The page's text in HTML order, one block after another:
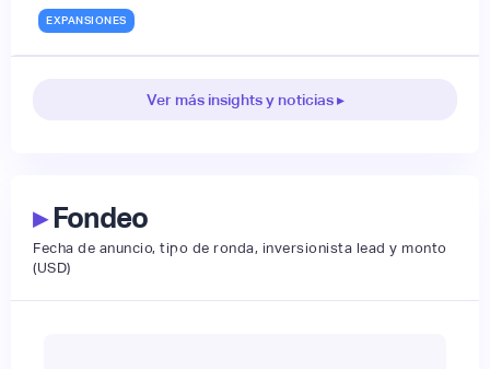
EXPANSIONES
Ver más insights y noticias ▸
▸Fondeo
Fecha de anuncio, tipo de ronda, inversionista lead y monto
(USD)